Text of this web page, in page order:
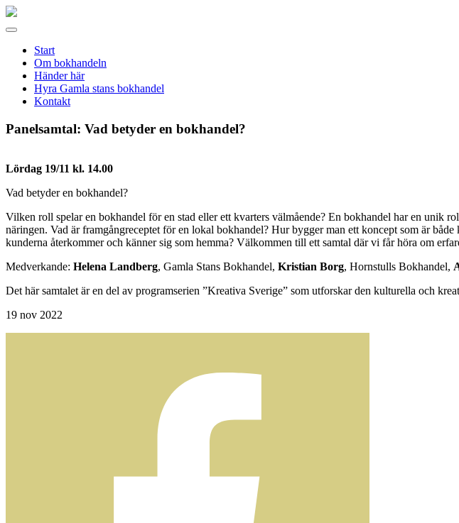
Gamla
Meny
Start
Om bokhandeln
Händer här
Hyra Gamla stans bokhandel
Kontakt
Panelsamtal: Vad betyder en bokhandel?
Lördag 19/11 kl. 14.00
Vad betyder en bokhandel?
Vilken roll spelar en bokhandel för en stad eller ett kvarters välmående? En bokhandel har en unik
näringen. Vad är framgångreceptet för en lokal bokhandel? Hur bygger man ett koncept som är
kunderna återkommer och känner sig som hemma? Välkommen till ett samtal där vi får höra om
Medverkande: Helena Landberg, Gamla Stans Bokhandel, Kristian Borg, Hornstulls Bokhandel,
Det här samtalet är en del av programserien ”Kreativa Sverige” som utforskar den kulturella och
19 nov 2022